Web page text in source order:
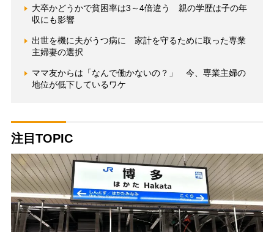
大卒かどうかで貧困率は3～4倍違う 親の学歴は子の年
収にも影響
出世を機に夫がうつ病に 家計を守るために取った専業
主婦妻の選択
ママ友からは「なんで働かないの？」 今、専業主婦の
地位が低下しているワケ
注目TOPIC